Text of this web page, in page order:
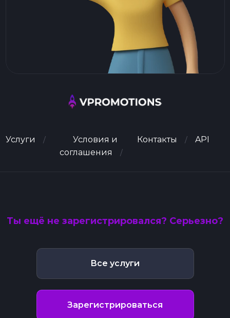
Услуги
Условия и
соглашения
Контакты API
Ты ещё не зарегистрировался? Серьезно?
Все услуги
Зарегистрироваться